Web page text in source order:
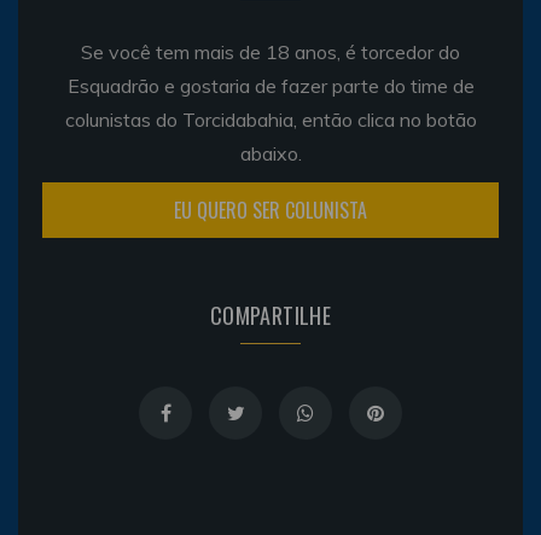
Se você tem mais de 18 anos, é torcedor do
Esquadrão e gostaria de fazer parte do time de
colunistas do Torcidabahia, então clica no botão
abaixo.
EU QUERO SER COLUNISTA
COMPARTILHE